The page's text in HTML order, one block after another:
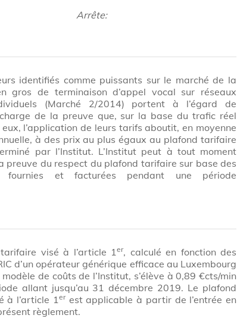
Arrête:
identifiés comme puissants sur le marché de la
gros de terminaison d’appel vocal sur réseaux
(Marché 2/2014) portent à l’égard de
de la preuve que, sur la base du trafic réel
l’application de leurs tarifs aboutit, en moyenne
à des prix au plus égaux au plafond tarifaire
par l’Institut. L’Institut peut à tout moment
preuve du respect du plafond tarifaire sur base des
fournies et facturées pendant une période
visé à l’article 1 er, calculé en fonction des
d’un opérateur générique efficace au Luxembourg
de coûts de l’Institut, s’élève à 0,89 €cts/min
allant jusqu’au 31 décembre 2019. Le plafond
à l’article 1 erest applicable à partir de l’entrée en
règlement.